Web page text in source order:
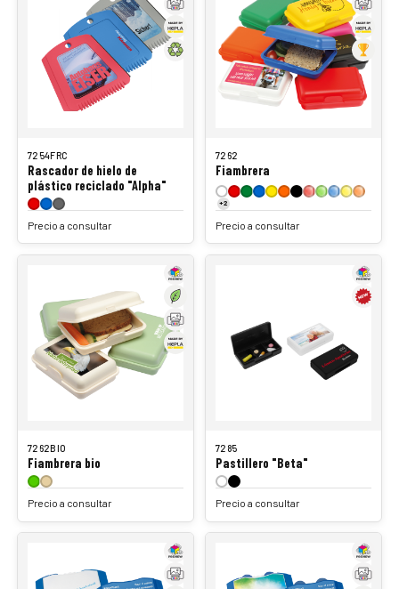
7254FRC
Rascador de hielo de
plástico reciclado "Alpha"
Precio a consultar
7262
Fiambrera
+2
Precio a consultar
7262BIO
Fiambrera bio
Precio a consultar
7285
Pastillero "Beta"
Precio a consultar